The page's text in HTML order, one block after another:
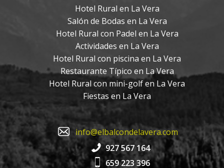
Hotel Rural en La Vera
Salón de Bodas en La Vera
Hotel Rural con Padel en La Vera
Actividades en La Vera
Hotel Rural con piscina en La Vera
Restaurante Típico en La Vera
Hotel Rural con mini-golf en La Vera
Fiestas en La Vera
info@elbalcondelavera.com
927 567 164
659 223 396